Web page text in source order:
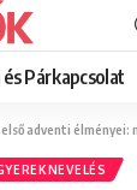
Párkapcsolat
adventi élményei: